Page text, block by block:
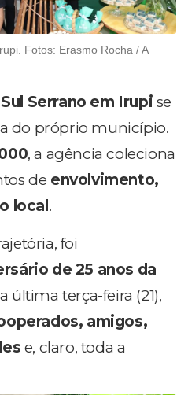
Fotos: Erasmo Rocha / A
Serrano em Irupi se
do próprio município.
, a agência coleciona
de envolvimento,
local .
foi
de 25 anos da
última terça-feira (21),
amigos,
e, claro, toda a